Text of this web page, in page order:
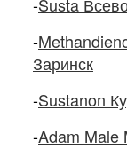
-
Заринск
-Sustanon
-Adam Male